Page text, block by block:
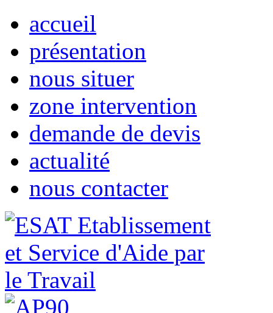
accueil
présentation
nous situer
zone intervention
demande de devis
actualité
nous contacter